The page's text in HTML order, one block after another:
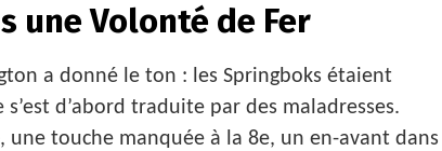
une Volonté de Fer
a donné le ton : les Springboks étaient
d’abord traduite par des maladresses.
touche manquée à la 8e, un en-avant dans